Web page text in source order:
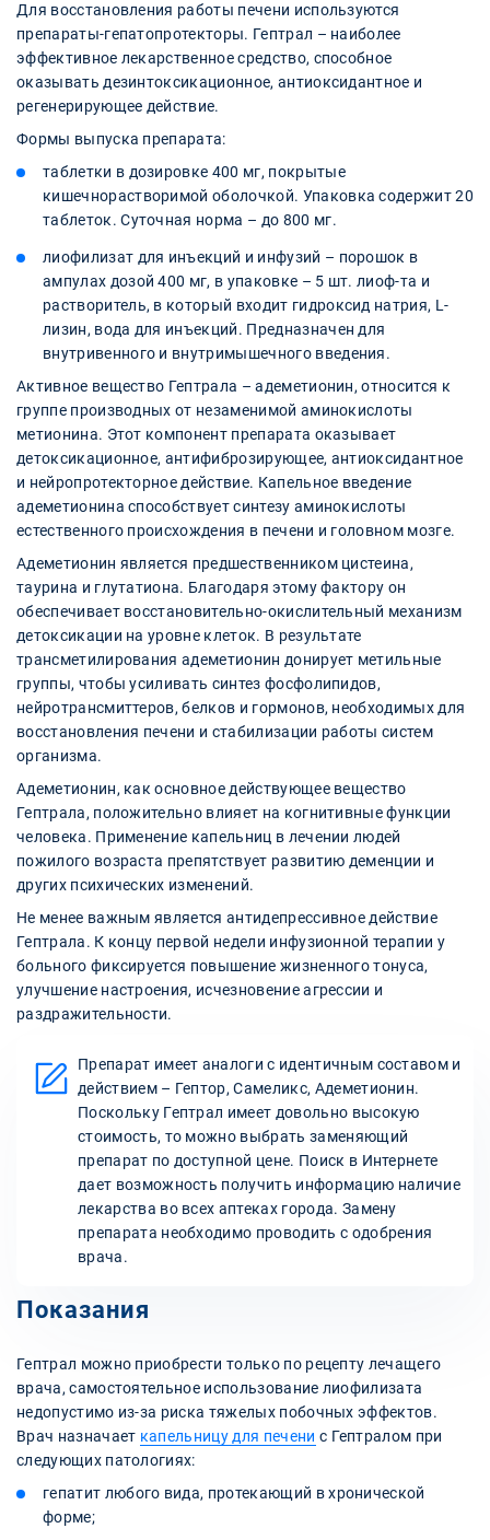
Для восстановления работы печени используются
препараты-гепатопротекторы. Гептрал – наиболее
эффективное лекарственное средство, способное
оказывать дезинтоксикационное, антиоксидантное и
регенерирующее действие.
Формы выпуска препарата:
таблетки в дозировке 400 мг, покрытые
кишечнорастворимой оболочкой. Упаковка содержит 20
таблеток. Суточная норма – до 800 мг.
лиофилизат для инъекций и инфузий – порошок в
ампулах дозой 400 мг, в упаковке – 5 шт. лиоф-та и
растворитель, в который входит гидроксид натрия, L-
лизин, вода для инъекций. Предназначен для
внутривенного и внутримышечного введения.
Активное вещество Гептрала – адеметионин, относится к
группе производных от незаменимой аминокислоты
метионина. Этот компонент препарата оказывает
детоксикационное, антифиброзирующее, антиоксидантное
и нейропротекторное действие. Капельное введение
адеметионина способствует синтезу аминокислоты
естественного происхождения в печени и головном мозге.
Адеметионин является предшественником цистеина,
таурина и глутатиона. Благодаря этому фактору он
обеспечивает восстановительно-окислительный механизм
детоксикации на уровне клеток. В результате
трансметилирования адеметионин донирует метильные
группы, чтобы усиливать синтез фосфолипидов,
нейротрансмиттеров, белков и гормонов, необходимых для
восстановления печени и стабилизации работы систем
организма.
Адеметионин, как основное действующее вещество
Гептрала, положительно влияет на когнитивные функции
человека. Применение капельниц в лечении людей
пожилого возраста препятствует развитию деменции и
других психических изменений.
Не менее важным является антидепрессивное действие
Гептрала. К концу первой недели инфузионной терапии у
больного фиксируется повышение жизненного тонуса,
улучшение настроения, исчезновение агрессии и
раздражительности.
Препарат имеет аналоги с идентичным составом и
действием – Гептор, Самеликс, Адеметионин.
Поскольку Гептрал имеет довольно высокую
стоимость, то можно выбрать заменяющий
препарат по доступной цене. Поиск в Интернете
дает возможность получить информацию наличие
лекарства во всех аптеках города. Замену
препарата необходимо проводить с одобрения
врача.
Показания
Гептрал можно приобрести только по рецепту лечащего
врача, самостоятельное использование лиофилизата
недопустимо из-за риска тяжелых побочных эффектов.
Врач назначает капельницу для печени с Гептралом при
следующих патологиях:
гепатит любого вида, протекающий в хронической
форме;